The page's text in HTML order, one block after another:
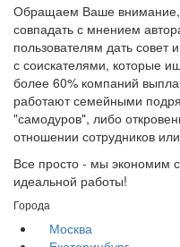
Обращаем Ваше внимание,
совпадать с мнением
пользователям дать
с соискателями, которые
более 60% компаний
работают семейными
"самодуров", либо
отношении сотрудников
Все просто - мы экономим
идеальной работы!
Города
Москва